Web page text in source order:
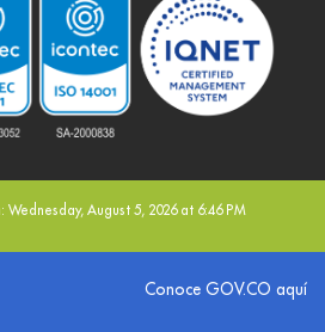
August 5, 2026 at 6:46 PM
de ColombiaConoce GOV.CO aquí